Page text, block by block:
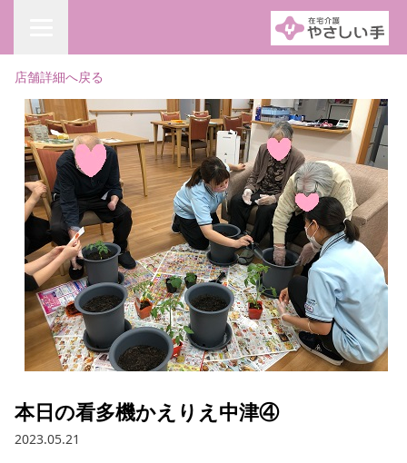
店舗詳細へ戻る
本日の看多機かえりえ中津④
2023.05.21